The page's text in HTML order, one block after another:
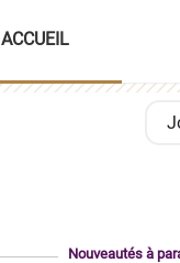
ACCUEIL
Nouveautés à